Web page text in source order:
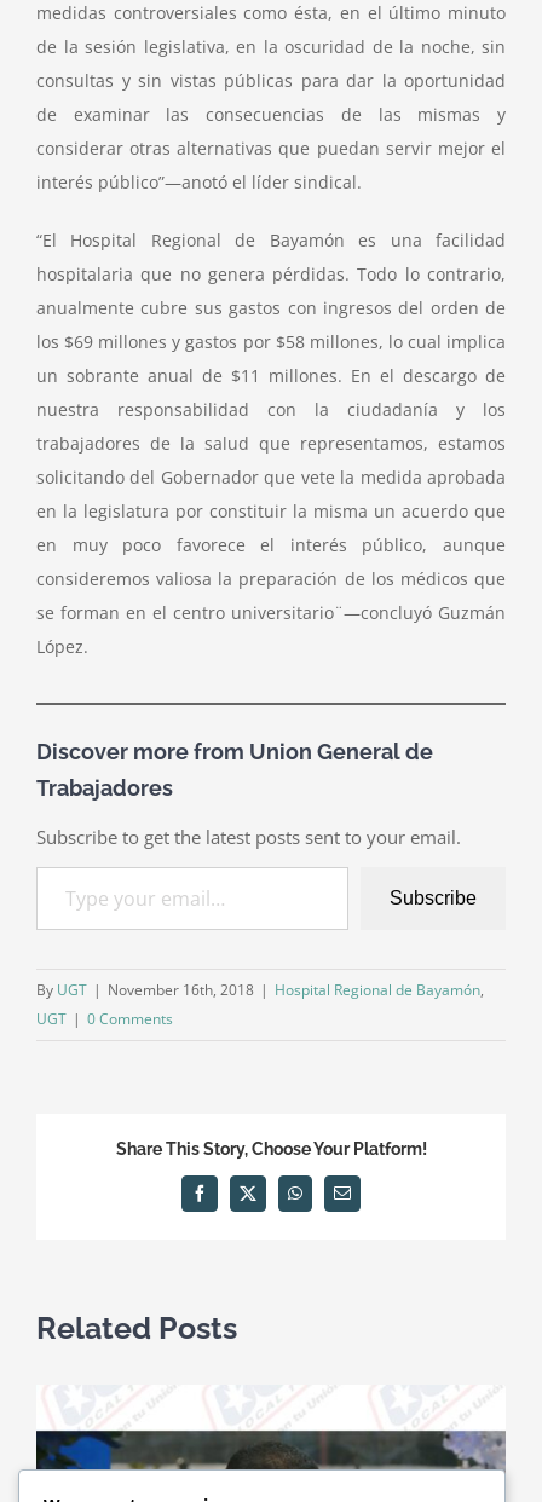
medidas controversiales como ésta, en el último minuto
de la sesión legislativa, en la oscuridad de la noche, sin
consultas y sin vistas públicas para dar la oportunidad
de examinar las consecuencias de las mismas y
considerar otras alternativas que puedan servir mejor el
interés público”—anotó el líder sindical.
“El Hospital Regional de Bayamón es una facilidad
hospitalaria que no genera pérdidas. Todo lo contrario,
anualmente cubre sus gastos con ingresos del orden de
los $69 millones y gastos por $58 millones, lo cual implica
un sobrante anual de $11 millones. En el descargo de
nuestra responsabilidad con la ciudadanía y los
trabajadores de la salud que representamos, estamos
solicitando del Gobernador que vete la medida aprobada
en la legislatura por constituir la misma un acuerdo que
en muy poco favorece el interés público, aunque
consideremos valiosa la preparación de los médicos que
se forman en el centro universitario¨—concluyó Guzmán
López.
Discover more from Union General de
Trabajadores
Subscribe to get the latest posts sent to your email.
Type your email…
Subscribe
By UGT | November 16th, 2018 | Hospital Regional de Bayamón,
UGT | 0 Comments
Share This Story, Choose Your Platform!
Facebook
X WhatsAppEmail
Related Posts